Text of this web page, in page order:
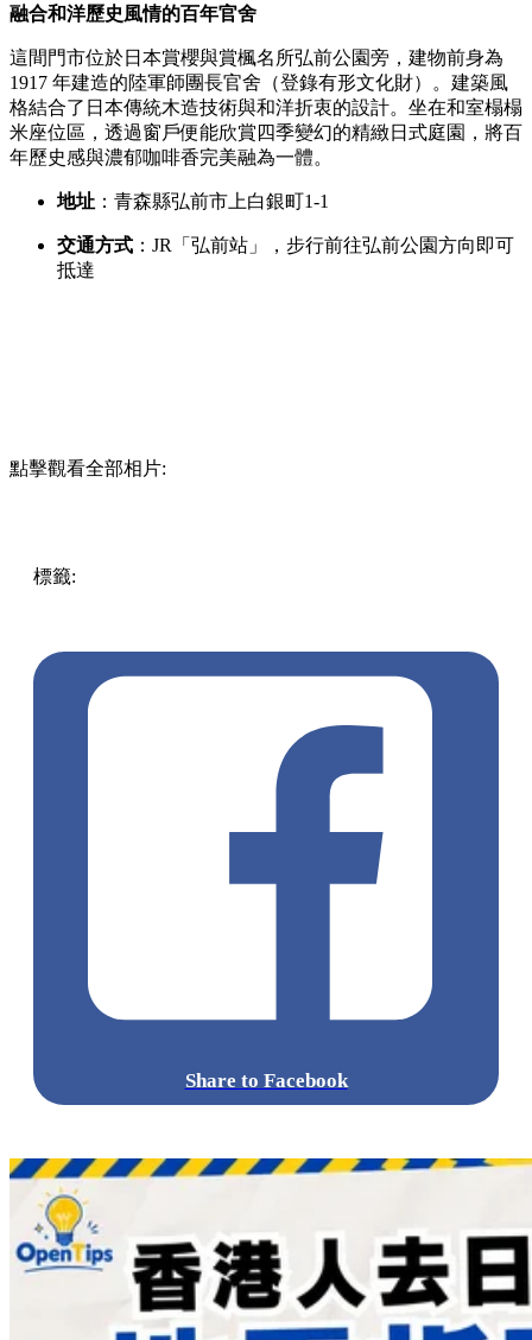
融合和洋歷史風情的百年官舍
這間門市位於日本賞櫻與賞楓名所弘前公園旁，建物前身為
1917 年建造的陸軍師團長官舍（登錄有形文化財）。建築風
格結合了日本傳統木造技術與和洋折衷的設計。坐在和室榻榻
米座位區，透過窗戶便能欣賞四季變幻的精緻日式庭園，將百
年歷史感與濃郁咖啡香完美融為一體。
地址 ：青森縣弘前市上白銀町1-1
交通方式 ：JR「弘前站」，步行前往弘前公園方向即可
抵達
點擊觀看全部相片:
標籤:
Share to Facebook